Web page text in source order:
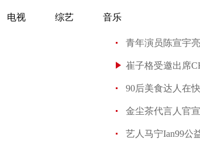
电视 综艺 音乐
青年演员陈宣宇
金尘茶代言人官
艺人马宁Ian99公